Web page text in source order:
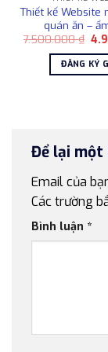
Thiết kế Website
quán ăn –
7.500.000₫ Giá
là:
ĐĂNG KÝ
Để lại một
Email của
Các trường
Bình luận *